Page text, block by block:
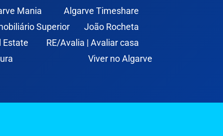
Mania
Algarve Timeshare
Superior
João Rocheta
Estate
RE/Avalia | Avaliar casa
Viver no Algarve